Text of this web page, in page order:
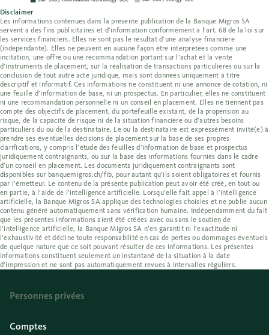
Disclaimer
Les informations contenues dans la présente publication de la Banque Migros SA
servent à des fins publicitaires et d’information conformément à l’art. 68 de la loi sur
les services financiers. Elles ne sont pas le résultat d’une analyse financière
(indépendante). Elles ne peuvent en aucune façon être interprétées comme une
incitation, une offre ou une recommandation portant sur l’achat et la vente
d’instruments de placement, sur la réalisation de transactions particulières ou sur la
conclusion de tout autre acte juridique, mais sont données uniquement à titre
descriptif et informatif. Ces informations ne constituent ni une annonce de cotation, ni
une feuille d’information de base, ni un prospectus. En particulier, elles ne constituent
ni une recommandation personnelle ni un conseil en placement. Elles ne tiennent pas
compte des objectifs de placement, du portefeuille existant, de la propension au
risque, de la capacité de risque ni de la situation financière ou d’autres besoins
particuliers du ou de la destinataire. Le ou la destinataire est expressément invité(e) à
prendre ses éventuelles décisions de placement sur la base de ses propres
clarifications, y compris l’étude des feuilles d’information de base et prospectus
juridiquement contraignants, ou sur la base des informations fournies dans le cadre
d’un conseil en placement. Les documents juridiquement contraignants sont
disponibles sur banquemigros.ch/fib, pour autant qu’ils soient obligatoires et fournis
par l’émetteur. Le contenu de la présente publication peut avoir été créé, en tout ou
en partie, à l’aide de l’intelligence artificielle. Lorsqu’elle fait appel à l’intelligence
artificielle, la Banque Migros SA applique des technologies choisies et ne publie aucun
contenu généré automatiquement sans vérification humaine. Indépendamment du fait
que les présentes informations aient été créées avec ou sans le soutien de
l’intelligence artificielle, la Banque Migros SA n’en garantit ni l’exactitude ni
l’exhaustivité et décline toute responsabilité en cas de pertes ou dommages éventuels
de quelque nature que ce soit pouvant résulter de ces informations. Les présentes
informations constituent seulement un instantané de la situation à la date
d’impression et ne sont pas automatiquement revues à intervalles réguliers.
Personnes privées
Comptes